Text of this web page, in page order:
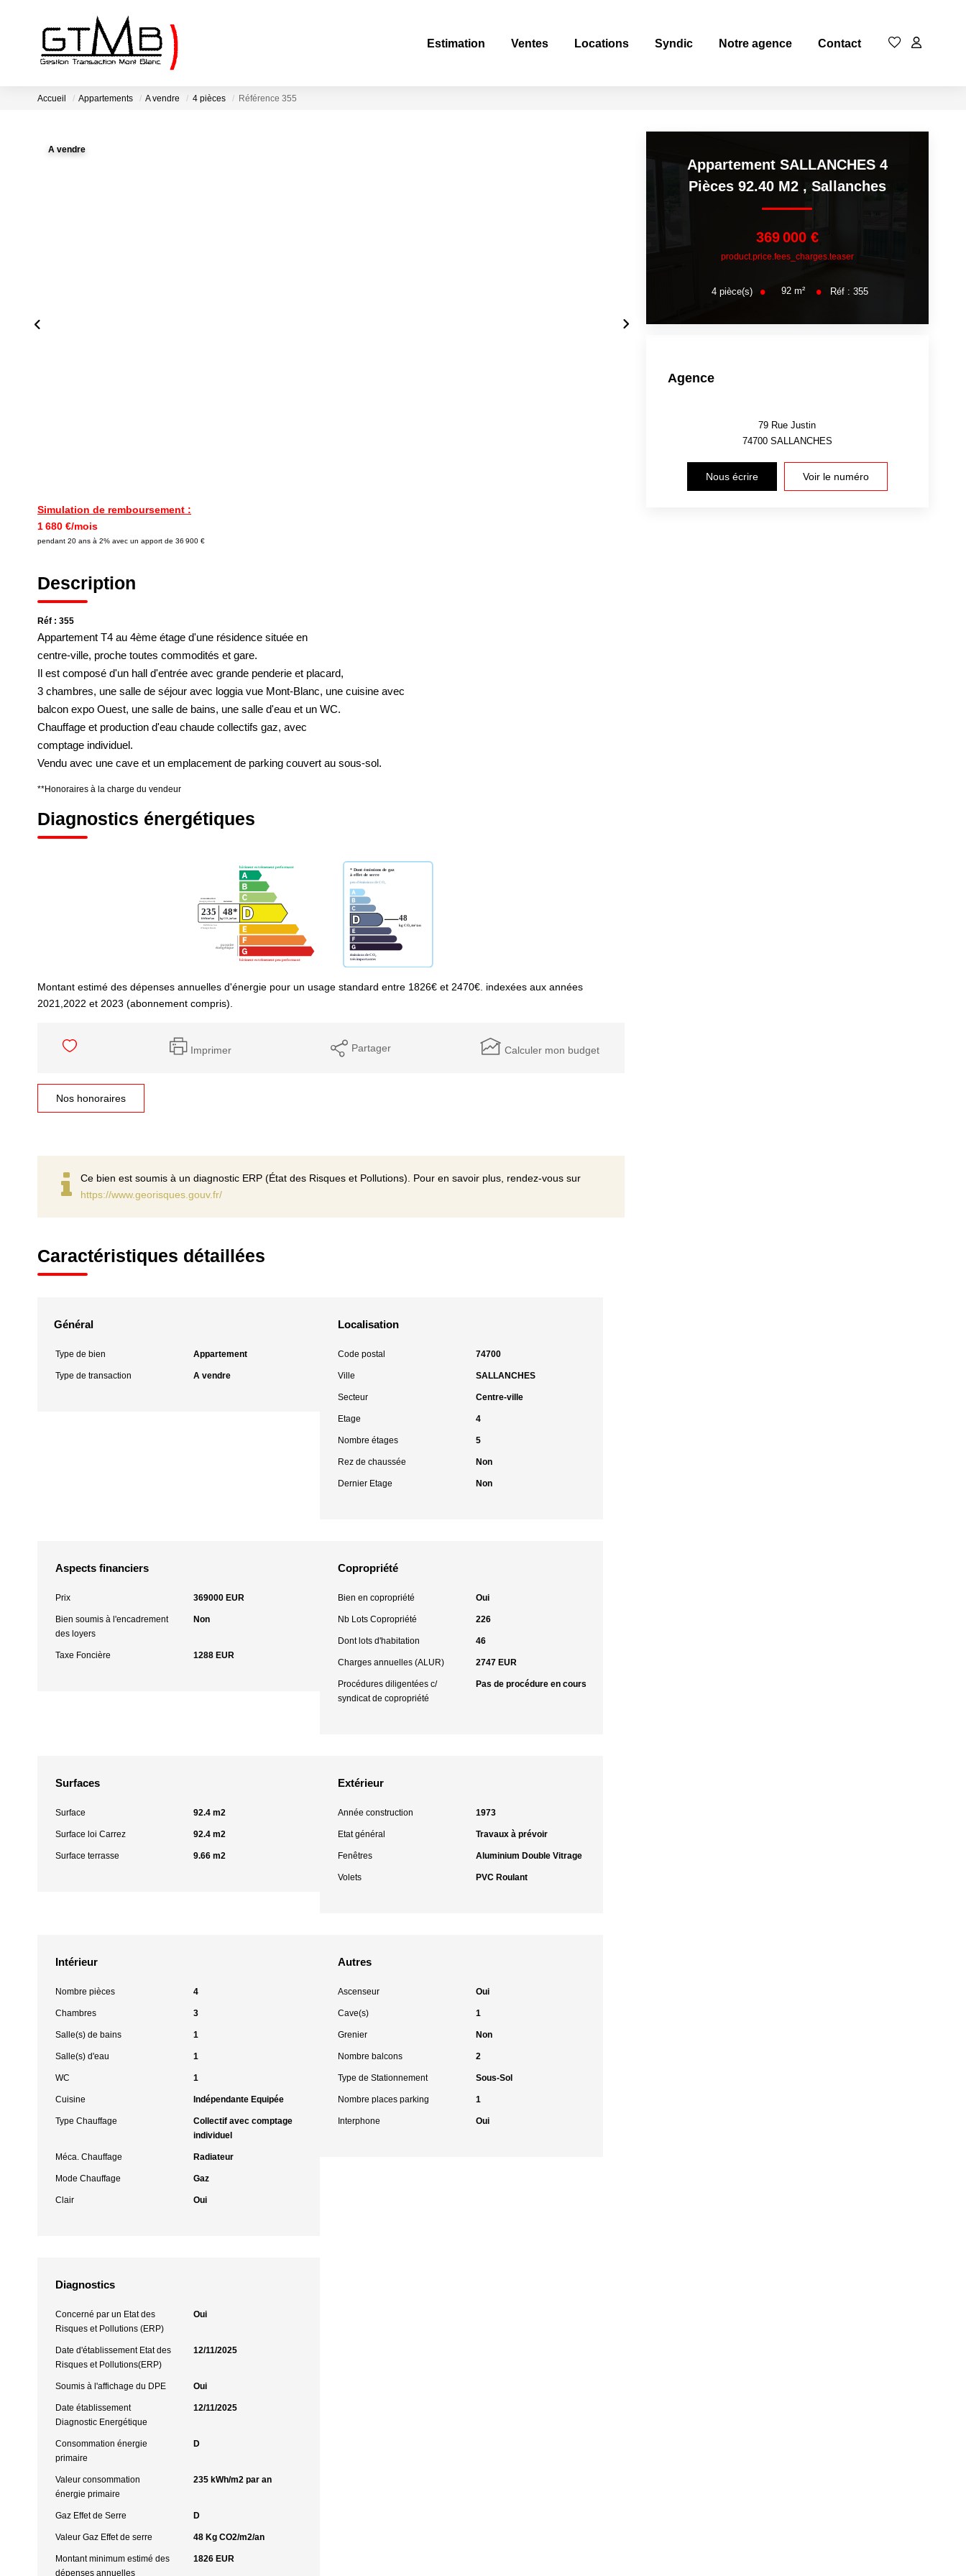
Estimation Ventes Locations Syndic Notre agence Contact
Accueil Appartements A vendre 4 pièces Référence 355
A vendre
Simulation de remboursement :
1 680 €/mois
pendant 20 ans à 2% avec un apport de 36 900 €
Description
Réf : 355
Appartement T4 au 4ème étage d'une résidence située en
centre-ville, proche toutes commodités et gare.
Il est composé d'un hall d'entrée avec grande penderie et placard,
3 chambres, une salle de séjour avec loggia vue Mont-Blanc, une cuisine avec
balcon expo Ouest, une salle de bains, une salle d'eau et un WC.
Chauffage et production d'eau chaude collectifs gaz, avec
comptage individuel.
Vendu avec une cave et un emplacement de parking couvert au sous-sol.
**Honoraires à la charge du vendeur
Diagnostics énergétiques
Montant estimé des dépenses annuelles d'énergie pour un usage standard entre 1826€ et 2470€. indexées aux années
2021,2022 et 2023 (abonnement compris).
Imprimer Partager Calculer mon budget
Nos honoraires
Ce bien est soumis à un diagnostic ERP (État des Risques et Pollutions). Pour en savoir plus, rendez-vous sur
https://www.georisques.gouv.fr/
Caractéristiques détaillées
Général
Type de bien Appartement
Type de transaction A vendre
Localisation
Code postal 74700
Ville SALLANCHES
Secteur Centre-ville
Etage 4
Nombre étages 5
Rez de chaussée Non
Dernier Etage Non
Aspects financiers
Prix 369000 EUR
Bien soumis à l'encadrement
des loyers
Non
Taxe Foncière 1288 EUR
Copropriété
Bien en copropriété Oui
Nb Lots Copropriété 226
Dont lots d'habitation 46
Charges annuelles (ALUR) 2747 EUR
Procédures diligentées c/
syndicat de copropriété
Pas de procédure en cours
Surfaces
Surface 92.4 m2
Surface loi Carrez 92.4 m2
Surface terrasse 9.66 m2
Extérieur
Année construction 1973
Etat général Travaux à prévoir
Fenêtres Aluminium Double Vitrage
Volets PVC Roulant
Intérieur
Nombre pièces 4
Chambres 3
Salle(s) de bains 1
Salle(s) d'eau 1
WC 1
Cuisine Indépendante Equipée
Type Chauffage
Collectif avec comptage
individuel
Méca. Chauffage Radiateur
Mode Chauffage Gaz
Clair Oui
Autres
Ascenseur Oui
Cave(s) 1
Grenier Non
Nombre balcons 2
Type de Stationnement Sous-Sol
Nombre places parking 1
Interphone Oui
Diagnostics
Concerné par un Etat des
Risques et Pollutions (ERP)
Oui
Date d'établissement Etat des
Risques et Pollutions(ERP)
12/11/2025
Soumis à l'affichage du DPE Oui
Date établissement
Diagnostic Energétique
12/11/2025
Consommation énergie
primaire
D
Valeur consommation
énergie primaire
235 kWh/m2 par an
Gaz Effet de Serre D
Valeur Gaz Effet de serre 48 Kg CO2/m2/an
Montant minimum estimé des
dépenses annuelles
1826 EUR
Appartement SALLANCHES 4
Pièces 92.40 M2 , Sallanches
369 000 €
product.price.fees_charges.teaser
4pièce(s) 92m² Réf :355
Agence
79 Rue Justin
74700 SALLANCHES
Nous écrire Voir le numéro